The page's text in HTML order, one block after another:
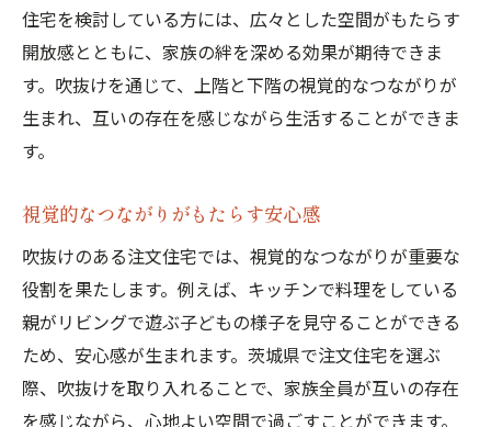
住宅を検討している方には、広々とした空間がもたらす
開放感とともに、家族の絆を深める効果が期待できま
す。吹抜けを通じて、上階と下階の視覚的なつながりが
生まれ、互いの存在を感じながら生活することができま
す。
視覚的なつながりがもたらす安心感
吹抜けのある注文住宅では、視覚的なつながりが重要な
役割を果たします。例えば、キッチンで料理をしている
親がリビングで遊ぶ子どもの様子を見守ることができる
ため、安心感が生まれます。茨城県で注文住宅を選ぶ
際、吹抜けを取り入れることで、家族全員が互いの存在
を感じながら、心地よい空間で過ごすことができます。